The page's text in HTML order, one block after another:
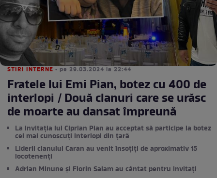
STIRI INTERNE • pe 29.03.2024 la 22:44
Fratele lui Emi Pian, botez cu 400 de
interlopi / Două clanuri care se urăsc
de moarte au dansat împreună
La invitația lui Ciprian Pian au acceptat să participe la botez
cei mai cunoscuți interlopi din țară
Liderii clanului Caran au venit însoțiți de aproximativ 15
locotenenți
Adrian Minune și Florin Salam au cântat pentru invitați